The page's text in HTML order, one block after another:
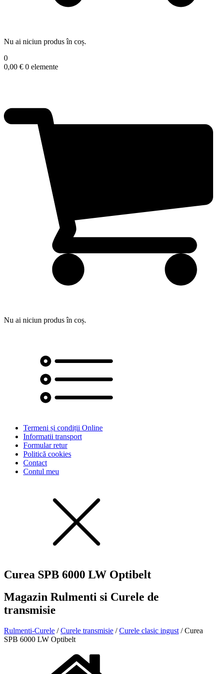
Nu ai niciun produs în coș.
0
0,00 € 0 elemente
Nu ai niciun produs în coș.
Termeni și condiții Online
Informatii transport
Formular retur
Politică cookies
Contact
Contul meu
Curea SPB 6000 LW Optibelt
Magazin Rulmenti si Curele de
transmisie
Rulmenti-Curele /Curele transmisie /Curele clasic ingust / Curea
SPB 6000 LW Optibelt